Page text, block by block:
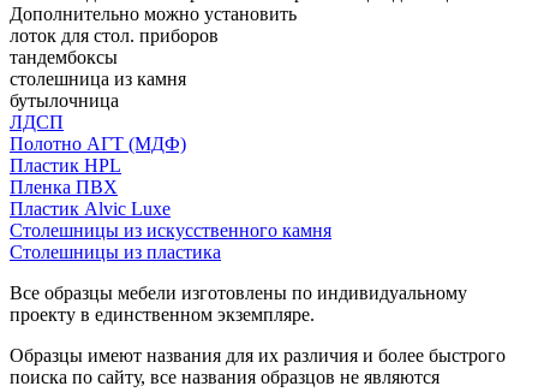
Дополнительно можно установить
лоток для стол. приборов
тандембоксы
столешница из камня
бутылочница
ЛДСП
Полотно АГТ (МДФ)
Пластик HPL
Пленка ПВХ
Пластик Alvic Luxe
Столешницы из искусственного камня
Столешницы из пластика
Все образцы мебели изготовлены по индивидуальному
проекту в единственном экземпляре.
Образцы имеют названия для их различия и более быстрого
поиска по сайту, все названия образцов не являются